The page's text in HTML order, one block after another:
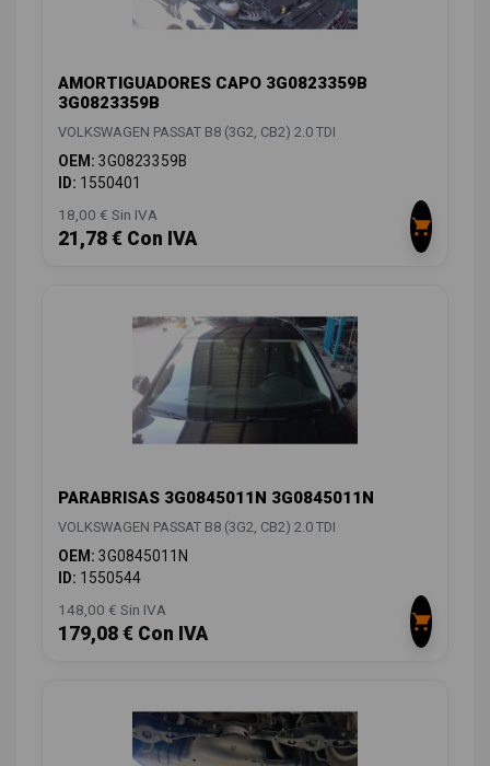
AMORTIGUADORES CAPO 3G0823359B
3G0823359B
VOLKSWAGEN PASSAT B8 (3G2, CB2) 2.0 TDI
OEM: 3G0823359B
ID: 1550401
18,00 € Sin IVA
21,78 € Con IVA
PARABRISAS 3G0845011N 3G0845011N
VOLKSWAGEN PASSAT B8 (3G2, CB2) 2.0 TDI
OEM: 3G0845011N
ID: 1550544
148,00 € Sin IVA
179,08 € Con IVA